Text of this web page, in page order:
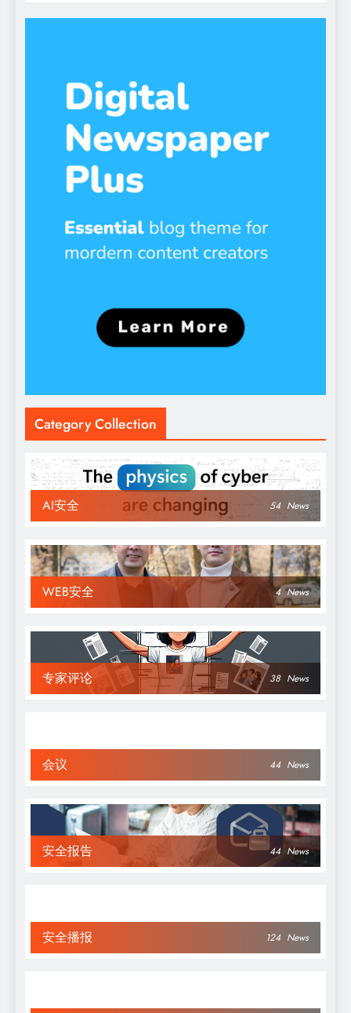
Category Collection
AI安全 54 News
WEB安全 4 News
专家评论 38 News
会议 44 News
安全报告 44 News
安全播报 124 News